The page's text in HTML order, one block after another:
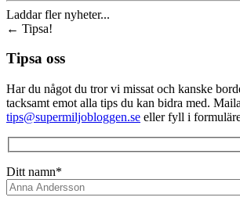
Laddar fler nyheter...
← Tipsa!
Tipsa oss
Har du något du tror vi missat och kanske
tacksamt emot alla tips du kan bidra med.
tips@supermiljobloggen.se eller fyll i
Ditt namn*